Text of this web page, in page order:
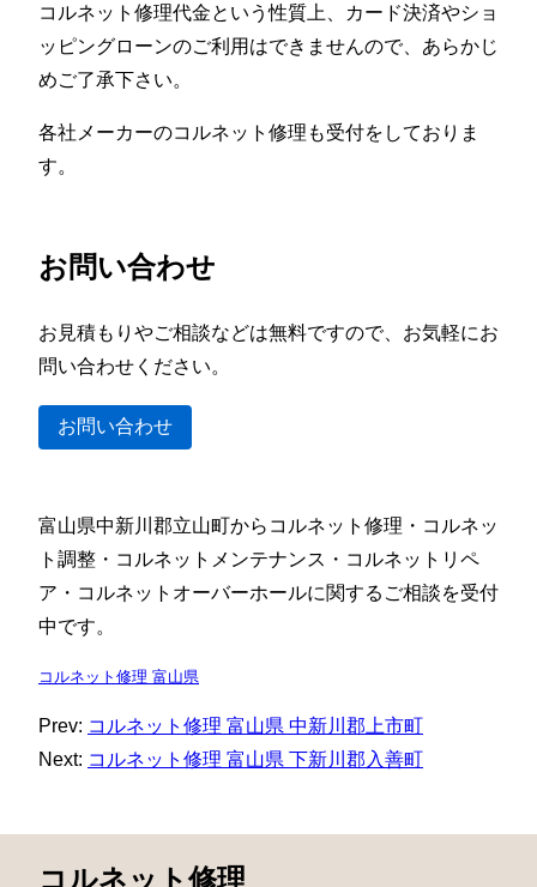
コルネット修理代金という性質上、カード決済やショ
ッピングローンのご利用はできませんので、あらかじ
めご了承下さい。
各社メーカーのコルネット修理も受付をしておりま
す。
お問い合わせ
お見積もりやご相談などは無料ですので、お気軽にお
問い合わせください。
お問い合わせ
富山県中新川郡立山町からコルネット修理・コルネッ
ト調整・コルネットメンテナンス・コルネットリペ
ア・コルネットオーバーホールに関するご相談を受付
中です。
コルネット修理 富山県
Prev: コルネット修理 富山県 中新川郡上市町
Next: コルネット修理 富山県 下新川郡入善町
コルネット修理